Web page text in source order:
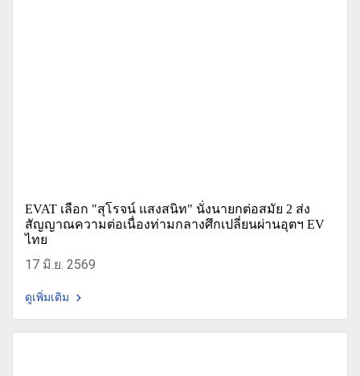
EVAT เลือก "สุโรจน์ แสงสนิท" นั่งนายกต่อสมัย 2 ส่ง
สัญญาณความต่อเนื่องท่ามกลางศึกเปลี่ยนผ่านอุตฯ EV
ไทย
17 มิ.ย. 2569
ดูเพิ่มเติม